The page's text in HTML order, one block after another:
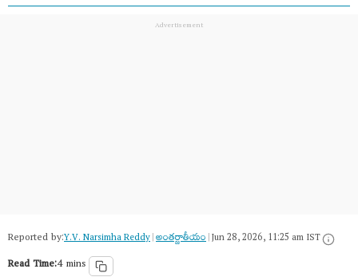
Reported by:Y.V. Narsimha Reddy|అంత‌ర్జాతీయం|Jun 28, 2026, 11:25 am IST
Read Time:4 mins